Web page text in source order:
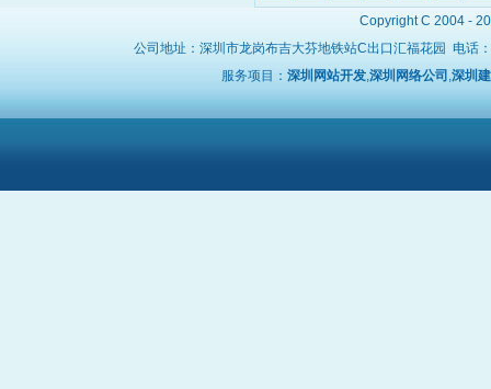
Copyright C 2004 -
公司地址：深圳市龙岗布吉大芬地铁站C出口汇福花园 电话：
服务项目： 深圳网站开发,深圳网络公司 ,深圳